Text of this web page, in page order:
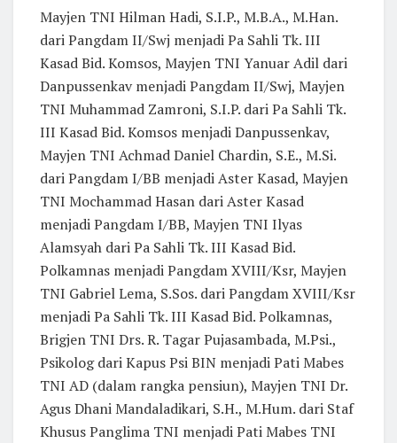
Mayjen TNI Hilman Hadi, S.I.P., M.B.A., M.Han.
dari Pangdam II/Swj menjadi Pa Sahli Tk. III
Kasad Bid. Komsos, Mayjen TNI Yanuar Adil dari
Danpussenkav menjadi Pangdam II/Swj, Mayjen
TNI Muhammad Zamroni, S.I.P. dari Pa Sahli Tk.
III Kasad Bid. Komsos menjadi Danpussenkav,
Mayjen TNI Achmad Daniel Chardin, S.E., M.Si.
dari Pangdam I/BB menjadi Aster Kasad, Mayjen
TNI Mochammad Hasan dari Aster Kasad
menjadi Pangdam I/BB, Mayjen TNI Ilyas
Alamsyah dari Pa Sahli Tk. III Kasad Bid.
Polkamnas menjadi Pangdam XVIII/Ksr, Mayjen
TNI Gabriel Lema, S.Sos. dari Pangdam XVIII/Ksr
menjadi Pa Sahli Tk. III Kasad Bid. Polkamnas,
Brigjen TNI Drs. R. Tagar Pujasambada, M.Psi.,
Psikolog dari Kapus Psi BIN menjadi Pati Mabes
TNI AD (dalam rangka pensiun), Mayjen TNI Dr.
Agus Dhani Mandaladikari, S.H., M.Hum. dari Staf
Khusus Panglima TNI menjadi Pati Mabes TNI